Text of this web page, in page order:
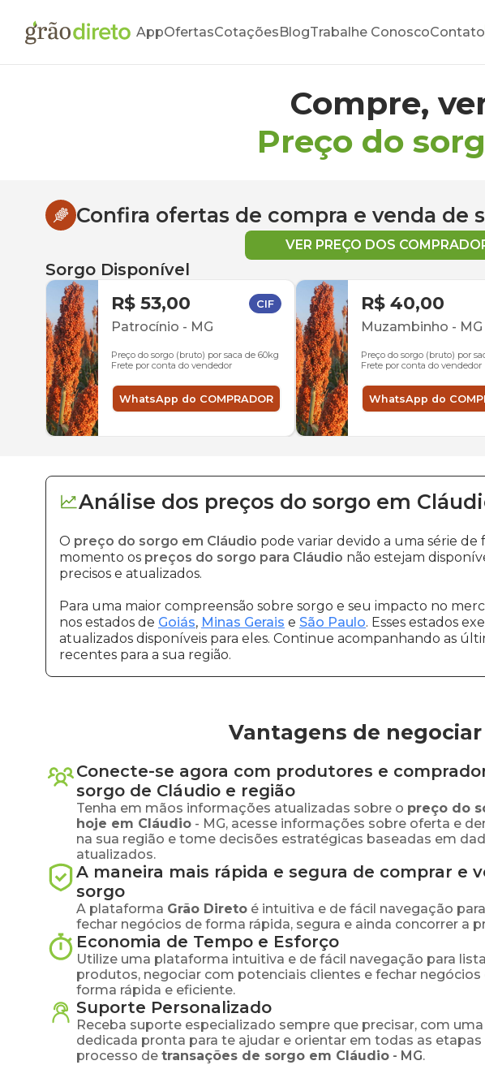
AppOfertasCotaçõesBlogTrabalhe ConoscoContato
Compre,
Preço do
Confira ofertas de compra e venda de
VER PREÇO DOS
Sorgo Disponível
R$ 53,00 CIF
Patrocínio - MG
Preço do sorgo (bruto) por saca de 60kg
Frete por conta do vendedor
WhatsApp do COMPRADOR
R$ 40,00
Muzambinho - MG
Preço do sorgo (bruto) por
Frete por conta do vendedor
WhatsApp do
Análise dos preços do sorgo em
O preço do sorgo em Cláudio pode variar devido a uma série
momento os preços do sorgo para Cláudio não estejam
precisos e atualizados.
Para uma maior compreensão sobre sorgo e seu impacto no
nos estados de Goiás, Minas Gerais e São Paulo. Esses estados
atualizados disponíveis para eles. Continue acompanhando as
recentes para a sua região.
Vantagens de
Conecte-se agora com produtores e
sorgo de Cláudio e região
Tenha em mãos informações atualizadas sobre o preço do
hoje em Cláudio - MG, acesse informações sobre oferta e
na sua região e tome decisões estratégicas baseadas em
atualizados.
A maneira mais rápida e segura de comprar e
sorgo
A plataforma Grão Direto é intuitiva e de fácil navegação
fechar negócios de forma rápida, segura e ainda concorrer a
Economia de Tempo e Esforço
Utilize uma plataforma intuitiva e de fácil navegação para
produtos, negociar com potenciais clientes e fechar negócios
forma rápida e eficiente.
Suporte Personalizado
Receba suporte especializado sempre que precisar, com
dedicada pronta para te ajudar e orientar em todas as etapas
processo de transações de sorgo em Cláudio - MG.